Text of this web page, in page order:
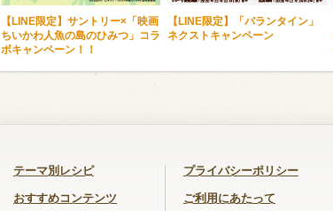
【LINE限定】サントリー×「映画
ちいかわ人魚の島のひみつ」コラ
ボキャンペーン！！
【LINE限定】「バランタイン」
ネクストキャンペーン
テーマ別レシピ
おすすめコンテンツ
プライバシーポリシー
ご利用にあたって